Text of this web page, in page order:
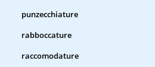
punzecchiature
rabboccature
raccomodature